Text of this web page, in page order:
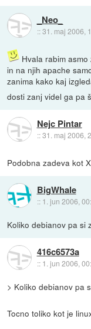
_Neo_
::31. maj 2006,
Hvala rabim
in na njih apache
zanima kako kaj
dosti zanj videl ga pa
Nejc Pintar
::31. maj 2006,
Podobna zadeva kot
BigWhale
:: 1. jun 2006,
Koliko debianov pa si
416c6573a
:: 1. jun 2006,
> Koliko debianov pa
Tocno toliko kot je